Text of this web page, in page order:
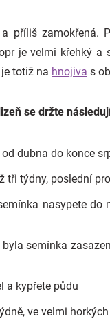
příliš
je velmi křehký
totiž na hnojiva s
se držte
dubna do konce
tři týdny, poslední
nasypete
semínka
a kypřete půdu
ve velmi